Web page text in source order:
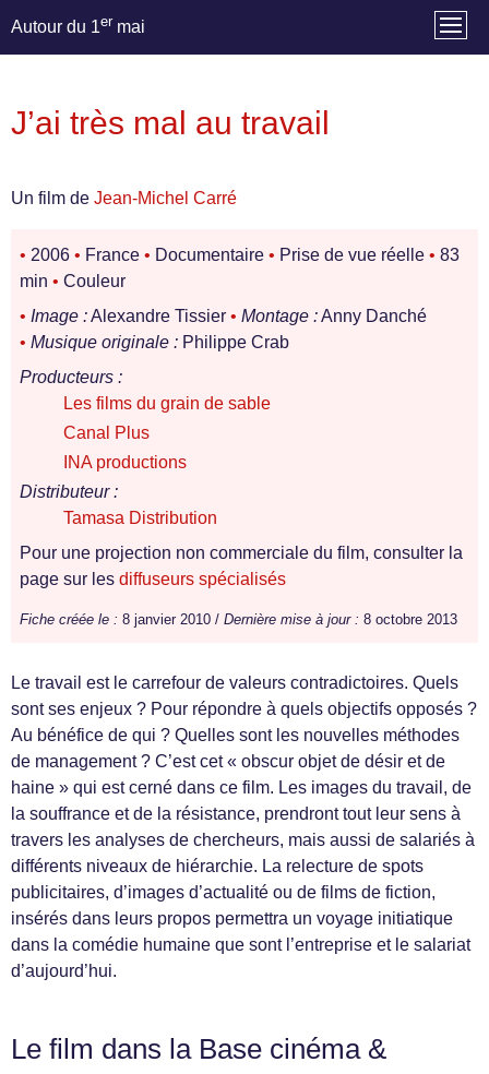
Autour du 1er mai
J’ai très mal au travail
Un film de Jean-Michel Carré
• 2006 • France • Documentaire • Prise de vue réelle • 83
min • Couleur
• Image :Alexandre Tissier • Montage :Anny Danché
• Musique originale : Philippe Crab
Producteurs :
Les films du grain de sable
Canal Plus
INA productions
Distributeur :
Tamasa Distribution
Pour une projection non commerciale du film, consulter la
page sur les diffuseurs spécialisés
Fiche créée le : 8 janvier 2010 / Dernière mise à jour : 8 octobre 2013
Le travail est le carrefour de valeurs contradictoires. Quels
sont ses enjeux ? Pour répondre à quels objectifs opposés ?
Au bénéfice de qui ? Quelles sont les nouvelles méthodes
de management ? C’est cet « obscur objet de désir et de
haine » qui est cerné dans ce film. Les images du travail, de
la souffrance et de la résistance, prendront tout leur sens à
travers les analyses de chercheurs, mais aussi de salariés à
différents niveaux de hiérarchie. La relecture de spots
publicitaires, d’images d’actualité ou de films de fiction,
insérés dans leurs propos permettra un voyage initiatique
dans la comédie humaine que sont l’entreprise et le salariat
d’aujourd’hui.
Le film dans la Base cinéma &